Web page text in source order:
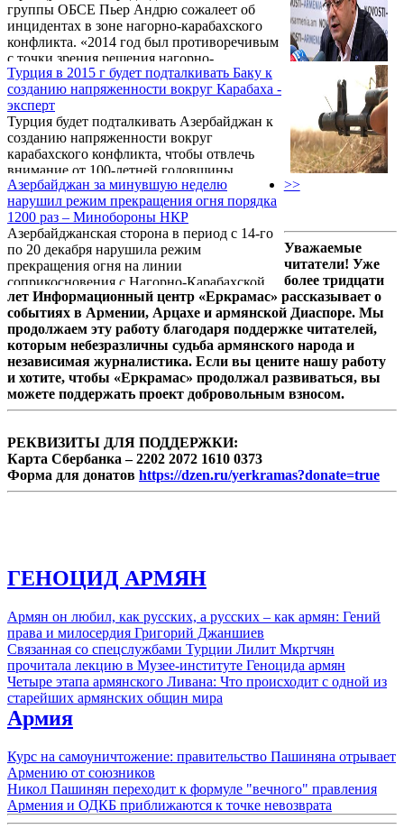
выгодно Азербайджану, потому что Россия -
член Минской группы ОБСЕ, а Турция
граничит с Арменией.
группы ОБСЕ Пьер Андрю сожалеет об
инцидентах в зоне нагорно-карабахского
конфликта. «2014 год был противоречивым
с точки зрения решения нагорно-
карабахского конфликта», - заявил
сопредседатель в интервью АПА.
Турция в 2015 г будет подталкивать Баку к
созданию напряженности вокруг Карабаха -
эксперт
Турция будет подталкивать Азербайджан к
созданию напряженности вокруг
карабахского конфликта, чтобы отвлечь
внимание от 100-летней годовщины
Геноцида армян, сказал на пресс-
конференции в понедельник председатель
общественной организации «Европейская
интеграция» Карен Бекарян.
Азербайджан за минувшую неделю
нарушил режим прекращения огня порядка
1200 раз – Минобороны НКР
Азербайджанская сторона в период с 14-го
по 20 декабря нарушила режим
прекращения огня на линии
соприкосновения с Нагорно-Карабахской
Республикой порядка 1200 раз, сообщили
агентству «Новости-Армения» в пресс-
службе Минобороны НКР.
>>
Уважаемые
читатели! Уже
более тридцати
лет Информационный центр «Еркрамас» рассказывает о
событиях в Армении, Арцахе и армянской Диаспоре. Мы
продолжаем эту работу благодаря поддержке читателей,
которым небезразличны судьба армянского народа и
независимая журналистика. Если вы цените нашу работу
и хотите, чтобы «Еркрамас» продолжал развиваться, вы
можете поддержать проект добровольным взносом.
РЕКВИЗИТЫ ДЛЯ ПОДДЕРЖКИ:
Карта Сбербанка – 2202 2072 1610 0373
Форма для донатов https://dzen.ru/yerkramas?donate=true
ГЕНОЦИД АРМЯН
Армян он любил, как русских, а русских – как армян: Гений
права и милосердия Григорий Джаншиев
Связанная со спецслужбами Турции Лилит Мкртчян
прочитала лекцию в Музее-институте Геноцида армян
Четыре этапа армянского Ливана: Что происходит с одной из
старейших армянских общин мира
Армия
Курс на самоуничтожение: правительство Пашиняна отрывает
Армению от союзников
Никол Пашинян переходит к формуле "вечного" правления
Армения и ОДКБ приближаются к точке невозврата